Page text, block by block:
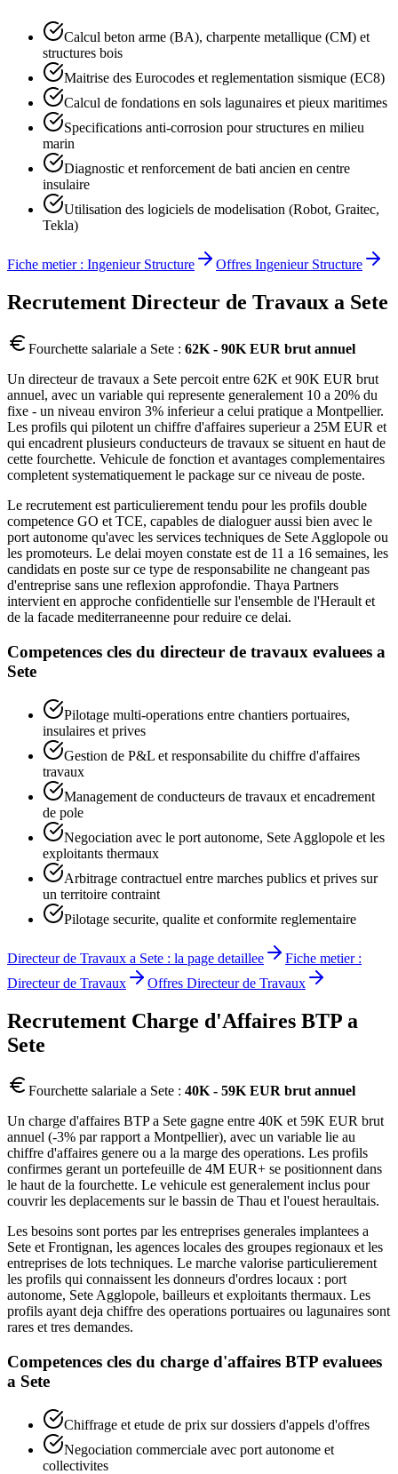
Calcul beton arme (BA), charpente metallique (CM) et
structures bois
Maitrise des Eurocodes et reglementation sismique (EC8)
Calcul de fondations en sols lagunaires et pieux maritimes
Specifications anti-corrosion pour structures en milieu
marin
Diagnostic et renforcement de bati ancien en centre
insulaire
Utilisation des logiciels de modelisation (Robot, Graitec,
Tekla)
Fiche metier : Ingenieur Structure Offres Ingenieur Structure
Recrutement Directeur de Travaux a Sete
Fourchette salariale a Sete : 62K - 90K EUR brut annuel
Un directeur de travaux a Sete percoit entre 62K et 90K EUR brut
annuel, avec un variable qui represente generalement 10 a 20% du
fixe - un niveau environ 3% inferieur a celui pratique a Montpellier.
Les profils qui pilotent un chiffre d'affaires superieur a 25M EUR et
qui encadrent plusieurs conducteurs de travaux se situent en haut de
cette fourchette. Vehicule de fonction et avantages complementaires
completent systematiquement le package sur ce niveau de poste.
Le recrutement est particulierement tendu pour les profils double
competence GO et TCE, capables de dialoguer aussi bien avec le
port autonome qu'avec les services techniques de Sete Agglopole ou
les promoteurs. Le delai moyen constate est de 11 a 16 semaines, les
candidats en poste sur ce type de responsabilite ne changeant pas
d'entreprise sans une reflexion approfondie. Thaya Partners
intervient en approche confidentielle sur l'ensemble de l'Herault et
de la facade mediterraneenne pour reduire ce delai.
Competences cles du directeur de travaux evaluees a
Sete
Pilotage multi-operations entre chantiers portuaires,
insulaires et prives
Gestion de P&L et responsabilite du chiffre d'affaires
travaux
Management de conducteurs de travaux et encadrement
de pole
Negociation avec le port autonome, Sete Agglopole et les
exploitants thermaux
Arbitrage contractuel entre marches publics et prives sur
un territoire contraint
Pilotage securite, qualite et conformite reglementaire
Directeur de Travaux a Sete : la page detaillee
Fiche metier :
Directeur de Travaux
Offres Directeur de Travaux
Recrutement Charge d'Affaires BTP a
Sete
Fourchette salariale a Sete : 40K - 59K EUR brut annuel
Un charge d'affaires BTP a Sete gagne entre 40K et 59K EUR brut
annuel (-3% par rapport a Montpellier), avec un variable lie au
chiffre d'affaires genere ou a la marge des operations. Les profils
confirmes gerant un portefeuille de 4M EUR+ se positionnent dans
le haut de la fourchette. Le vehicule est generalement inclus pour
couvrir les deplacements sur le bassin de Thau et l'ouest heraultais.
Les besoins sont portes par les entreprises generales implantees a
Sete et Frontignan, les agences locales des groupes regionaux et les
entreprises de lots techniques. Le marche valorise particulierement
les profils qui connaissent les donneurs d'ordres locaux : port
autonome, Sete Agglopole, bailleurs et exploitants thermaux. Les
profils ayant deja chiffre des operations portuaires ou lagunaires sont
rares et tres demandes.
Competences cles du charge d'affaires BTP evaluees
a Sete
Chiffrage et etude de prix sur dossiers d'appels d'offres
Negociation commerciale avec port autonome et
collectivites